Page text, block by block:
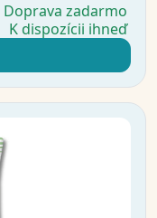
Doprava zadarmo
K dispozícii ihneď